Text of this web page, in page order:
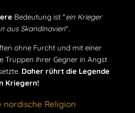
Bedeutung ist "ein Krieger
aus Skandinavien".
ohne Furcht und mit einer
Truppen ihrer Gegner in Angst
Daher rührt die Legende
Kriegern!
Religion